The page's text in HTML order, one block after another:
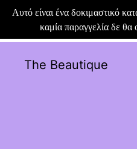
Αυτό είναι ένα δοκιμαστικό
καμία παραγγελία δε θα
The Beautique